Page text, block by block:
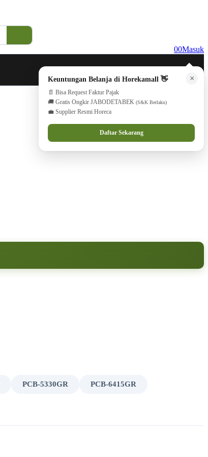
00Masuk
×
Keuntungan Belanja di Horekamall 👋
📄 Bisa Request Faktur Pajak
🚚 Gratis Ongkir JABODETABEK (S&K Berlaku)
💼 Supplier Resmi Horeca
Daftar Sekarang
PCB-5330GR PCB-6415GR